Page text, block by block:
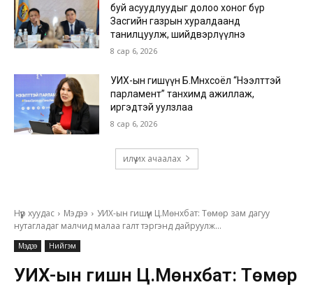
буй асуудлуудыг долоо хоног бүр
Засгийн газрын хуралдаанд
танилцуулж, шийдвэрлүүлнэ
8 сар 6, 2026
УИХ-ын гишүүн Б.Мөнхсоёл “Нээлттэй
парламент” танхимд ажиллаж,
иргэдтэй уулзлаа
8 сар 6, 2026
илүү их ачаалах